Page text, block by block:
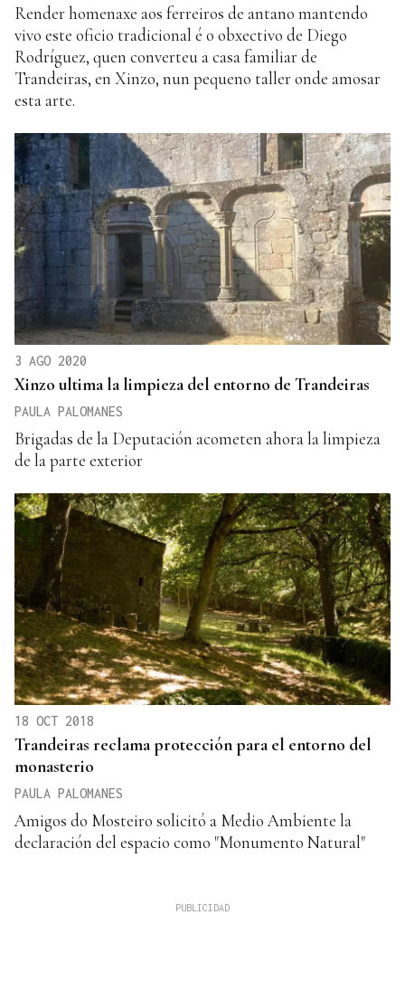
Render homenaxe aos ferreiros de antano mantendo
vivo este oficio tradicional é o obxectivo de Diego
Rodríguez, quen converteu a casa familiar de
Trandeiras, en Xinzo, nun pequeno taller onde amosar
esta arte.
3 AGO 2020
Xinzo ultima la limpieza del entorno de Trandeiras
PAULA PALOMANES
Brigadas de la Deputación acometen ahora la limpieza
de la parte exterior
18 OCT 2018
Trandeiras reclama protección para el entorno del
monasterio
PAULA PALOMANES
Amigos do Mosteiro solicitó a Medio Ambiente la
declaración del espacio como "Monumento Natural"